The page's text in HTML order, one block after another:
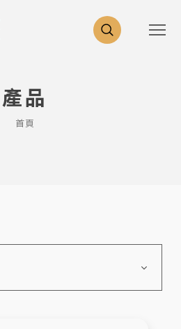
產品
首頁